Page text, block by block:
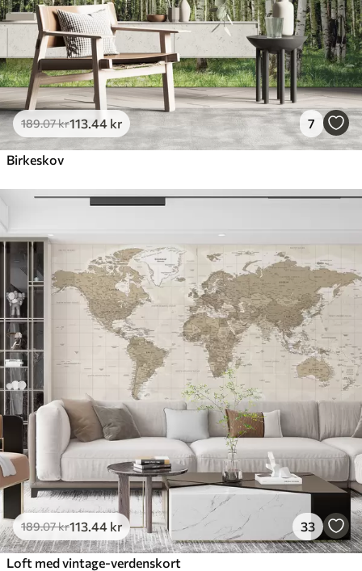
189.07kr113 .44 kr 7
Birkeskov
189.07kr113 .44 kr 33
Loft med vintage-verdenskort